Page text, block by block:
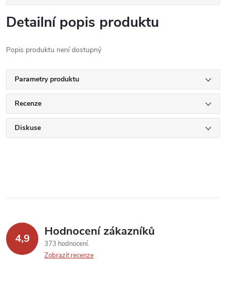
Detailní popis produktu
Popis produktu není dostupný
Parametry produktu
Recenze
Diskuse
4,9 Hodnocení zákazníků
373 hodnocení
Zobrazit recenze